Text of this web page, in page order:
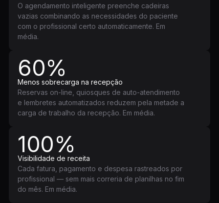
O agendamento inteligente preenche cadeiras
vazias combinando as necessidades do paciente
com o profissional certo automaticamente. Em
média.
60%
Menos sobrecarga na recepção
Reservas on-line, quiosques de auto-atendimento
e lembretes automatizados reduzem pela metade a
carga de trabalho da recepção. Em média.
100%
Visibilidade de receita
Cada fatura, pagamento e despesa rastreados por
profissional — sem mais correria de planilhas no fim
do mês. Em média.